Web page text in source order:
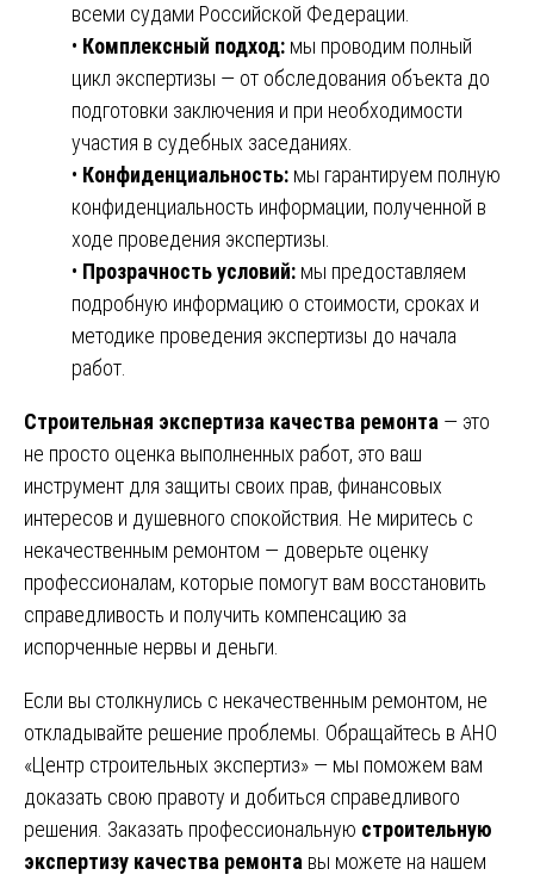
всеми судами Российской Федерации.
• Комплексный подход: мы проводим полный
цикл экспертизы — от обследования объекта до
подготовки заключения и при необходимости
участия в судебных заседаниях.
• Конфиденциальность: мы гарантируем полную
конфиденциальность информации, полученной в
ходе проведения экспертизы.
• Прозрачность условий: мы предоставляем
подробную информацию о стоимости, сроках и
методике проведения экспертизы до начала
работ.
Строительная экспертиза качества ремонта — это
не просто оценка выполненных работ, это ваш
инструмент для защиты своих прав, финансовых
интересов и душевного спокойствия. Не миритесь с
некачественным ремонтом — доверьте оценку
профессионалам, которые помогут вам восстановить
справедливость и получить компенсацию за
испорченные нервы и деньги.
Если вы столкнулись с некачественным ремонтом, не
откладывайте решение проблемы. Обращайтесь в АНО
«Центр строительных экспертиз» — мы поможем вам
доказать свою правоту и добиться справедливого
решения. Заказать профессиональную строительную
экспертизу качества ремонта вы можете на нашем